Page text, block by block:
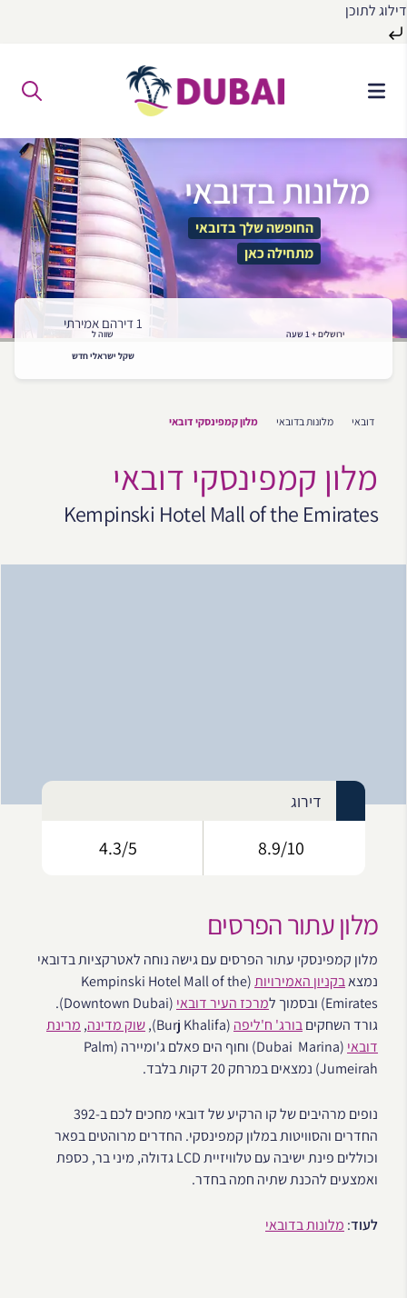
דילוג לתוכן
התוכן
מלונות בדובאי
החופשה שלך בדובאי
מתחילה כאן
ירושלים + 1 שעה
1 דירהם אמירתי
שווה ל
שקל ישראלי חדש
דובאי מלונות בדובאי מלון קמפינסקי דובאי
מלון קמפינסקי דובאי
Kempinski Hotel Mall of the Emirates
דירוג
8.9/10
4.3/5
מלון עתור הפרסים
מלון קמפינסקי עתור הפרסים עם גישה נוחה לאטרקציות בדובאי
נמצאבקניון האמירויות (Kempinski Hotel Mall of the
Emirates) ובסמוך ל
מרכז העיר דובאי
(Downtown Dubai).
גורד השחקיםבורג' ח'ליפה (Burj Khalifa), שוק מדינה, מרינת
דובאי
(Dubai Marina) וחוף הים פאלם ג'ומיירה (Palm
Jumeirah) נמצאים במרחק 20 דקות בלבד.
נופים מרהיבים של קו הרקיע של דובאי מחכים לכם ב-392
החדרים והסוויטות במלון קמפינסקי. החדרים מרוהטים בפאר
וכוללים פינת ישיבה עם טלוויזיית LCD גדולה, מיני בר, ​​כספת
ואמצעים להכנת שתיה חמה בחדר.
לעוד: מלונות בדובאי